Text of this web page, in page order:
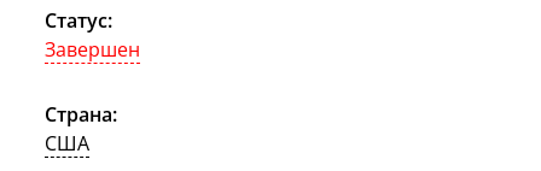
Статус:
Завершен
Страна:
США